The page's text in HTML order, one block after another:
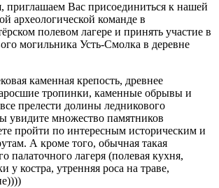
приглашаем Вас присоединиться к нашей
археологической команде в
полевом лагере и принять участие в
могильника Усть-Смолка в деревне
каменная крепость, древнее
тропинки, каменные обрывы и
прелести долины ледникового
увидите множество памятников
пройти по интересным историческим и
А кроме того, обычная такая
палаточного лагеря (полевая кухня,
у костра, утренняя роса на траве,